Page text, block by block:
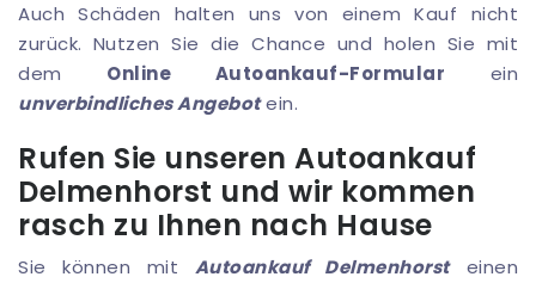
Auch Schäden halten uns von einem Kauf nicht
zurück. Nutzen Sie die Chance und holen Sie mit
dem Online Autoankauf-Formular ein
unverbindliches Angebotein.
Rufen Sie unseren Autoankauf
Delmenhorst und wir kommen
rasch zu Ihnen nach Hause
Sie können mit Autoankauf Delmenhorsteinen